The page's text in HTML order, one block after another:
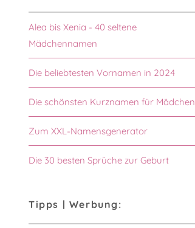
Alea bis Xenia - 40 seltene
Mädchennamen
Die beliebtesten Vornamen in 2024
Die schönsten Kurznamen für Mädchen
Zum XXL-Namensgenerator
Die 30 besten Sprüche zur Geburt
Tipps | Werbung: